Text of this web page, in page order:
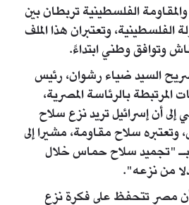
الفلسطينية تربطان بين
الفلسطينية، وتعتبران هذا الملف
وتوافق وطني ابتداءً.
السيد ضياء رشوان، رئيس
المرتبطة بالرئاسة المصرية،
إلى أن إسرائيل تريد نزع سلاح
سلاح مقاومة، مشيرا إلى
بـ "تجميد سلاح حماس خلال
مصر تتحفظ على فكرة نزع